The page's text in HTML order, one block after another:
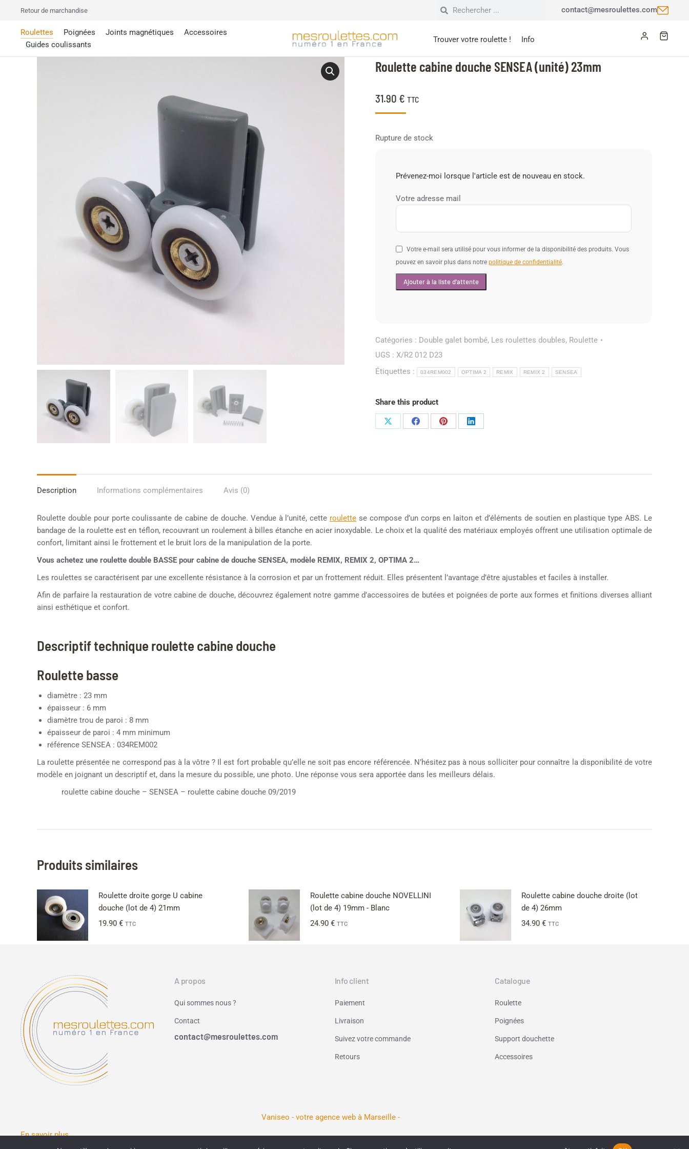
Retour de marchandise contact@mesroulettes.com
Roulettes Poignées Joints magnétiques
Accessoires
Guides coulissants
Trouver votre roulette ! Info
Roulette cabine douche SENSEA (unité) 23mm
31.90 € TTC
Rupture de stock
Prévenez-moi lorsque l'article est de nouveau en stock.
Votre adresse mail
Votre e-mail sera utilisé pour vous informer de la disponibilité des produits. Vous
pouvez en savoir plus dans notre politique de confidentialité.
Catégories : Double galet bombé, Les roulettes doubles, Roulette
UGS : X/R2 012 D23
Étiquettes :
034REM002 OPTIMA 2 REMIX REMIX 2 SENSEA
Share this product
Description Informations complémentaires Avis (0)
Roulette double pour porte coulissante de cabine de douche. Vendue à l’unité, cette roulette se compose d’un corps en laiton et d’éléments de soutien en plastique type ABS. Le
bandage de la roulette est en téflon, recouvrant un roulement à billes étanche en acier inoxydable. Le choix et la qualité des matériaux employés offrent une utilisation optimale de
confort, limitant ainsi le frottement et le bruit lors de la manipulation de la porte.
Vous achetez une roulette double BASSE pour cabine de douche SENSEA, modèle REMIX, REMIX 2, OPTIMA 2…
Les roulettes se caractérisent par une excellente résistance à la corrosion et par un frottement réduit. Elles présentent l’avantage d’être ajustables et faciles à installer.
Afin de parfaire la restauration de votre cabine de douche, découvrez également notre gamme d’accessoires de butées et poignées de porte aux formes et finitions diverses alliant
ainsi esthétique et confort.
Descriptif technique roulette cabine douche
Roulette basse
diamètre : 23 mm
épaisseur : 6 mm
diamètre trou de paroi : 8 mm
épaisseur de paroi : 4 mm minimum
référence SENSEA : 034REM002
La roulette présentée ne correspond pas à la vôtre ? Il est fort probable qu’elle ne soit pas encore référencée. N’hésitez pas à nous solliciter pour connaître la disponibilité de votre
modèle en joignant un descriptif et, dans la mesure du possible, une photo. Une réponse vous sera apportée dans les meilleurs délais.
roulette cabine douche – SENSEA – roulette cabine douche 09/2019
Produits similaires
Roulette droite gorge U cabine
douche (lot de 4) 21mm
19.90 € TTC
Roulette cabine douche NOVELLINI
(lot de 4) 19mm - Blanc
24.90 € TTC
Roulette cabine douche droite (lot
de 4) 26mm
34.90 € TTC
A propos
Qui sommes nous ?
Contact
contact@mesroulettes.com
Info client
Paiement
Livraison
Suivez votre commande
Retours
Catalogue
Roulette
Poignées
Support douchette
Accessoires
Vaniseo - votre agence web à Marseille -
En savoir plus